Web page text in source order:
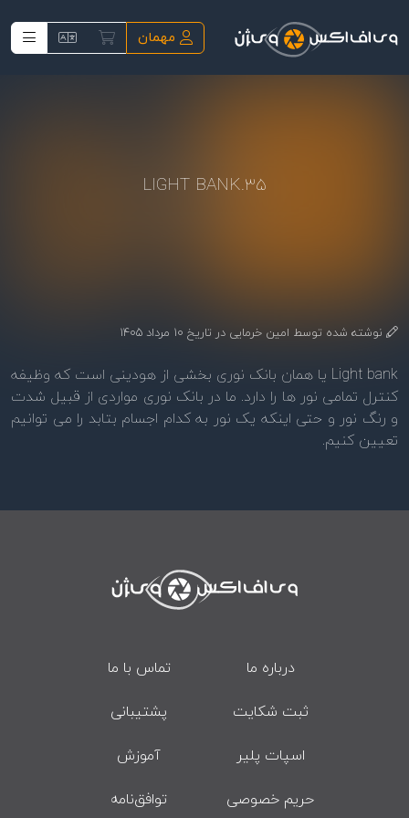
مهمان
35.LIGHT BANK
نوشته شده توسط امین خرمایی در تاریخ 10 مرداد 1405
Light bank یا همان بانک نوری بخشی از هودینی است که وظیفه
کنترل تمامی نور ها را دارد. ما در بانک نوری مواردی از قبیل شدت
و رنگ نور و حتی اینکه یک نور به کدام اجسام بتابد را می توانیم
تعیین کنیم.
درباره ما تماس با ما
ثبت شکایت پشتیبانی
اسپات پلیر آموزش
حریم خصوصی توافق‌نامه